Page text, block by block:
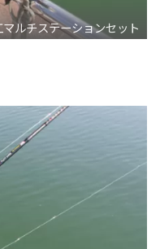
ルチステーションセット